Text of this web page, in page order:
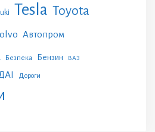
Tesla Toyota
Автопром
Безпека Бензин ВАЗ
Дороги